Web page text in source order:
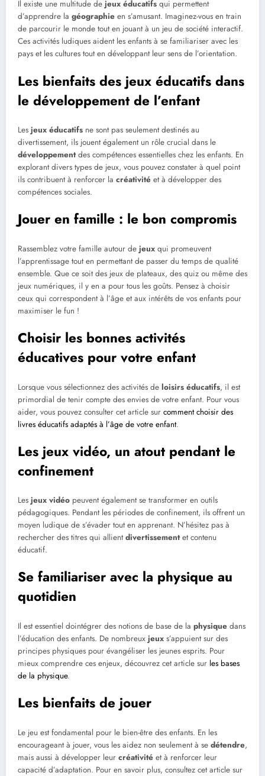
Il existe une multitude de jeux éducatifs qui permettent
d’apprendre la géographie en s’amusant. Imaginez-vous en train
de parcourir le monde tout en jouant à un jeu de société interactif.
Ces activités ludiques aident les enfants à se familiariser avec les
pays et les cultures tout en développant leur sens de l’orientation.
Les bienfaits des jeux éducatifs dans
le développement de l’enfant
Les jeux éducatifs ne sont pas seulement destinés au
divertissement, ils jouent également un rôle crucial dans le
développementdes compétences essentielles chez les enfants. En
explorant divers types de jeux, vous pouvez constater à quel point
ils contribuent à renforcer la créativité et à développer des
compétences sociales.
Jouer en famille : le bon compromis
Rassemblez votre famille autour de jeux qui promeuvent
l’apprentissage tout en permettant de passer du temps de qualité
ensemble. Que ce soit des jeux de plateaux, des quiz ou même des
jeux numériques, il y en a pour tous les goûts. Pensez à choisir
ceux qui correspondent à l’âge et aux intérêts de vos enfants pour
maximiser le fun !
Choisir les bonnes activités
éducatives pour votre enfant
Lorsque vous sélectionnez des activités de loisirs éducatifs, il est
primordial de tenir compte des envies de votre enfant. Pour vous
aider, vous pouvez consulter cet article sur comment choisir des
livres éducatifs adaptés à l’âge de votre enfant.
Les jeux vidéo, un atout pendant le
confinement
Les jeux vidéo peuvent également se transformer en outils
pédagogiques. Pendant les périodes de confinement, ils offrent un
moyen ludique de s’évader tout en apprenant. N’hésitez pas à
rechercher des titres qui allientdivertissementet contenu
éducatif.
Se familiariser avec la physique au
quotidien
Il est essentiel dointégrer des notions de base de la physique dans
l’éducation des enfants. De nombreux jeux s’appuient sur des
principes physiques pour évangéliser les jeunes esprits. Pour
mieux comprendre ces enjeux, découvrez cet article sur les bases
de la physique.
Les bienfaits de jouer
Le jeu est fondamental pour le bien-être des enfants. En les
encourageant à jouer, vous les aidez non seulement à se détendre,
mais aussi à développer leur créativité et à renforcer leur
capacité d’adaptation. Pour en savoir plus, consultez cet article sur